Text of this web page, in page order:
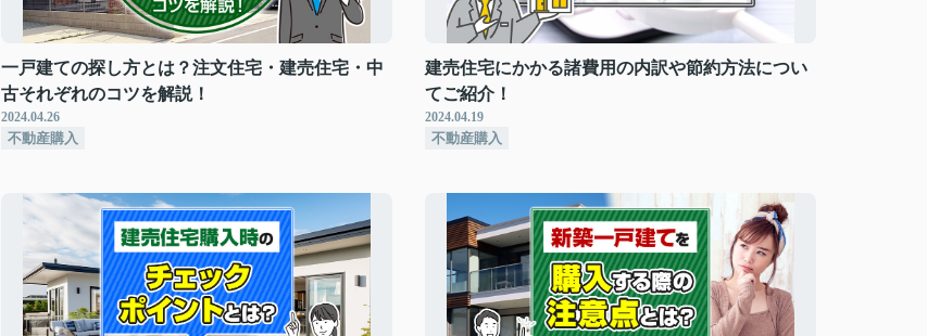
一戸建ての探し方とは？注文住宅・建売住宅・中
古それぞれのコツを解説！
2024.04.26
不動産購入
建売住宅にかかる諸費用の内訳や節約方法につい
てご紹介！
2024.04.19
不動産購入